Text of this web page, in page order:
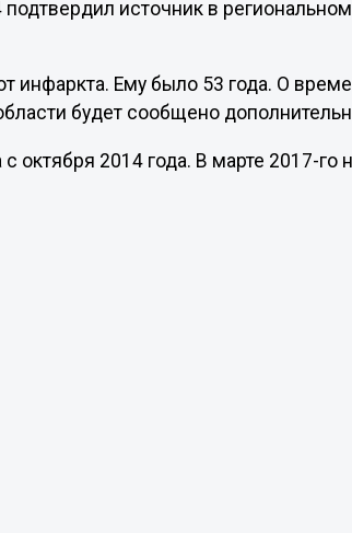
источник в региональном
Ему было 53 года. О
будет сообщено
октября 2014 года. В марте 2017-го